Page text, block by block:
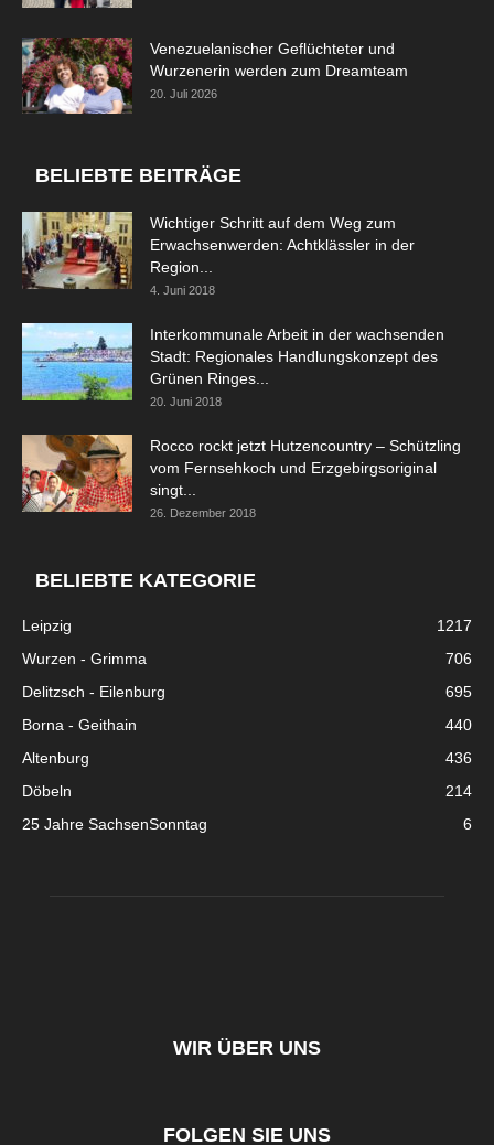
Venezuelanischer Geflüchteter und
Wurzenerin werden zum Dreamteam
20. Juli 2026
BELIEBTE BEITRÄGE
Wichtiger Schritt auf dem Weg zum
Erwachsenwerden: Achtklässler in der
Region...
4. Juni 2018
Interkommunale Arbeit in der wachsenden
Stadt: Regionales Handlungskonzept des
Grünen Ringes...
20. Juni 2018
Rocco rockt jetzt Hutzencountry – Schützling
vom Fernsehkoch und Erzgebirgsoriginal
singt...
26. Dezember 2018
BELIEBTE KATEGORIE
Leipzig
1217
Wurzen - Grimma
706
Delitzsch - Eilenburg
695
Borna - Geithain
440
Altenburg
436
Döbeln
214
25 Jahre SachsenSonntag
6
WIR ÜBER UNS
FOLGEN SIE UNS